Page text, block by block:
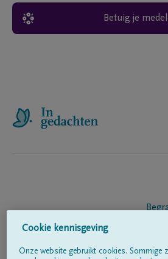
Betuig je
Cookie kennisgeving
Onze website gebruikt cookies. Sommige